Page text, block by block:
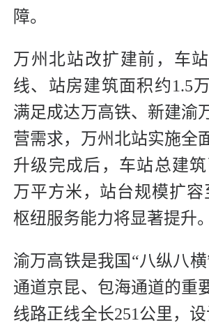
障。
万州北站改扩建前，车
线、站房建筑面积约1.5
满足成达万高铁、新建渝
营需求，万州北站实施全
升级完成后，车站总建
万平方米，站台规模扩容
枢纽服务能力将显著提升。
渝万高铁是我国“八纵八
通道京昆、包海通道的重
线路正线全长251公里，